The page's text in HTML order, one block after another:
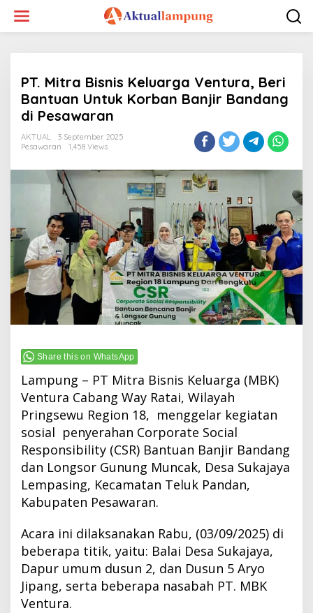
konten
PT. Mitra Bisnis Keluarga Ventura, Beri
Bantuan Untuk Korban Banjir Bandang
di Pesawaran
AKTUAL
3 September 2025
Pesawaran
1,458 Views
Share this on WhatsApp
Lampung – PT Mitra Bisnis Keluarga (MBK)
Ventura Cabang Way Ratai, Wilayah
Pringsewu Region 18, menggelar kegiatan
sosial penyerahan Corporate Social
Responsibility (CSR) Bantuan Banjir Bandang
dan Longsor Gunung Muncak, Desa Sukajaya
Lempasing, Kecamatan Teluk Pandan,
Kabupaten Pesawaran.
Acara ini dilaksanakan Rabu, (03/09/2025) di
beberapa titik, yaitu: Balai Desa Sukajaya,
Dapur umum dusun 2, dan Dusun 5 Aryo
Jipang, serta beberapa nasabah PT. MBK
Ventura.